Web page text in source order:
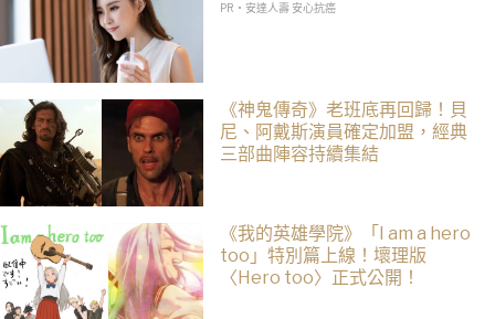
PR・安達人壽 安心抗癌
《神鬼傳奇》老班底再回歸！貝
尼、阿戴斯演員確定加盟，經典
三部曲陣容持續集結
《我的英雄學院》「I am a hero
too」特別篇上線！壞理版
〈Hero too〉正式公開！